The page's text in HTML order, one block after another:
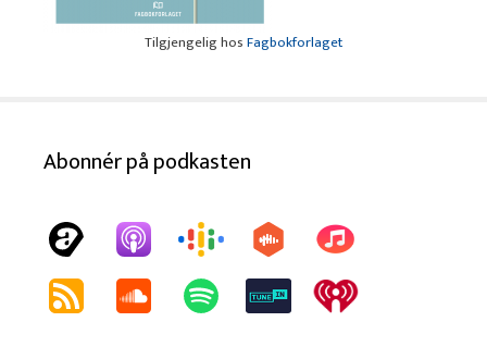
Tilgjengelig hosFagbokforlaget
Abonnér på podkasten